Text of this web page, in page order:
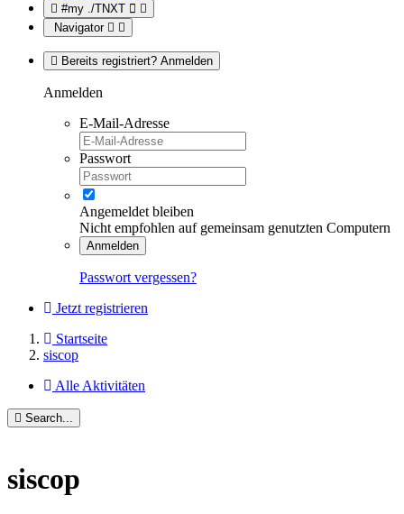
#my ./TNXT
Navigator
Bereits registriert? Anmelden
Anmelden
E-Mail-Adresse
Passwort
Angemeldet bleiben
Nicht empfohlen auf gemeinsam genutzten Computern
Anmelden
Passwort vergessen?
Jetzt registrieren
Startseite
siscop
Alle Aktivitäten
Search...
siscop